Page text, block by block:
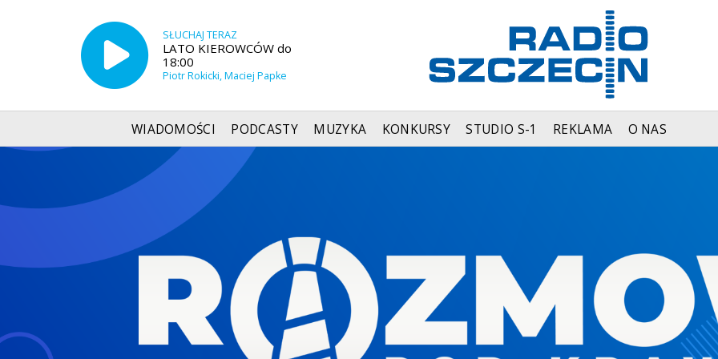
SŁUCHAJ TERAZ
LATO KIEROWCÓW do
18:00
Piotr Rokicki, Maciej Papke
WIADOMOŚCI PODCASTY MUZYKA KONKURSY STUDIO S-1 REKLAMA O NAS